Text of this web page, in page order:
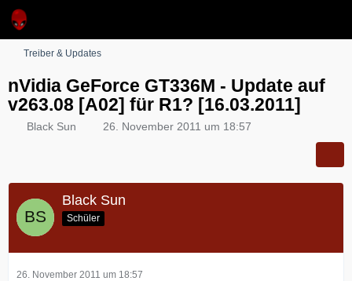
Treiber & Updates
nVidia GeForce GT336M - Update auf
v263.08 [A02] für R1? [16.03.2011]
Black Sun 26. November 2011 um 18:57
Black Sun
Schüler
26. November 2011 um 18:57